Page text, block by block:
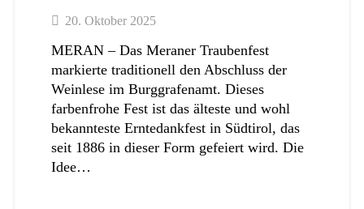
20. Oktober 2025
MERAN – Das Meraner Traubenfest
markierte traditionell den Abschluss der
Weinlese im Burggrafenamt. Dieses
farbenfrohe Fest ist das älteste und wohl
bekannteste Erntedankfest in Südtirol, das
seit 1886 in dieser Form gefeiert wird. Die
Idee…